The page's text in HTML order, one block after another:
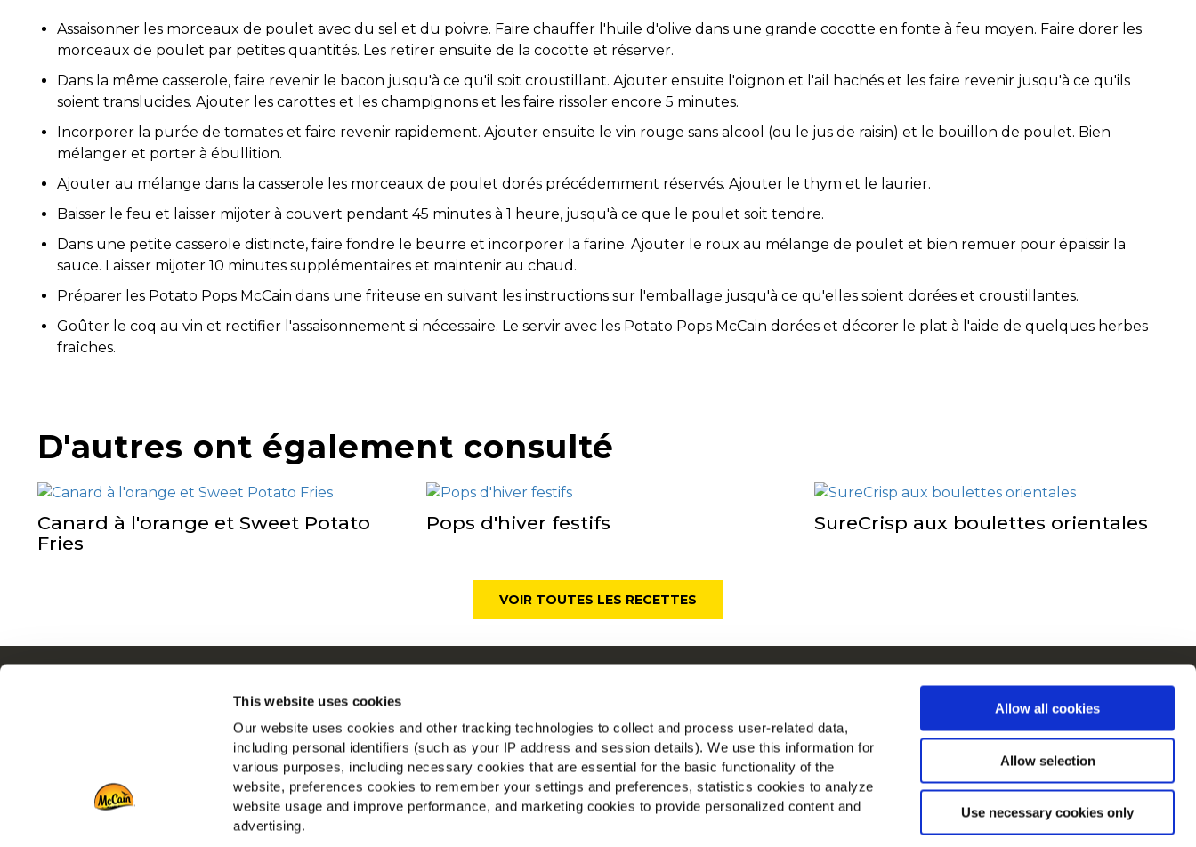
This website uses cookies
Our website uses cookies and other tracking technologies to collect and process user-related data,
including personal identifiers (such as your IP address and session details). We use this information for
various purposes, including necessary cookies that are essential for the basic functionality of the
website, preferences cookies to remember your settings and preferences, statistics cookies to analyze
website usage and improve performance, and marketing cookies to provide personalized content and
advertising.
Allow all cookies
Allow selection
Use necessary cookies only
Assaisonner les morceaux de poulet avec du sel et du poivre. Faire chauffer l'huile d'olive dans une grande cocotte en fonte à feu moyen. Faire dorer les
morceaux de poulet par petites quantités. Les retirer ensuite de la cocotte et réserver.
Dans la même casserole, faire revenir le bacon jusqu'à ce qu'il soit croustillant. Ajouter ensuite l'oignon et l'ail hachés et les faire revenir jusqu'à ce qu'ils
soient translucides. Ajouter les carottes et les champignons et les faire rissoler encore 5 minutes.
Incorporer la purée de tomates et faire revenir rapidement. Ajouter ensuite le vin rouge sans alcool (ou le jus de raisin) et le bouillon de poulet. Bien
mélanger et porter à ébullition.
Ajouter au mélange dans la casserole les morceaux de poulet dorés précédemment réservés. Ajouter le thym et le laurier.
Baisser le feu et laisser mijoter à couvert pendant 45 minutes à 1 heure, jusqu'à ce que le poulet soit tendre.
Dans une petite casserole distincte, faire fondre le beurre et incorporer la farine. Ajouter le roux au mélange de poulet et bien remuer pour épaissir la
sauce. Laisser mijoter 10 minutes supplémentaires et maintenir au chaud.
Préparer les Potato Pops McCain dans une friteuse en suivant les instructions sur l'emballage jusqu'à ce qu'elles soient dorées et croustillantes.
Goûter le coq au vin et rectifier l'assaisonnement si nécessaire. Le servir avec les Potato Pops McCain dorées et décorer le plat à l'aide de quelques herbes
fraîches.
D'autres ont également consulté
Canard à l'orange et Sweet Potato
Fries
Pops d'hiver festifs SureCrisp aux boulettes orientales
VOIR TOUTES LES RECETTES
Inspiration
Téléchargements
Nos racines nous engagent
Espace Agriculteurs
Recrutement
News
FAQ
McCain en Europe
Trouvez-nous sur